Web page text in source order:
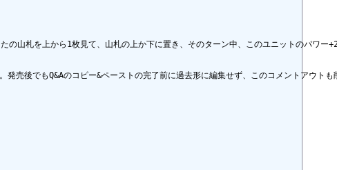
札を上から1枚見て、山札の上か下に置き、そのターン中、このユニットのパ
売後でもQ&Aのコピー&ペーストの完了前に過去形に編集せず、このコメントアウトも